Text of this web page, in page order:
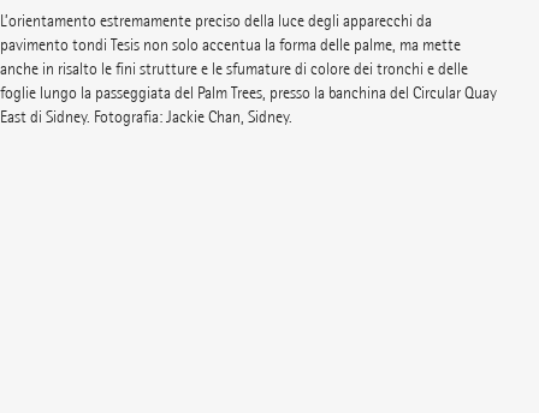
L’orientamento estremamente preciso della luce degli apparecchi da
pavimento tondi Tesis non solo accentua la forma delle palme, ma mette
anche in risalto le fini strutture e le sfumature di colore dei tronchi e delle
foglie lungo la passeggiata del Palm Trees, presso la banchina del Circular Quay
East di Sidney. Fotografia: Jackie Chan, Sidney.